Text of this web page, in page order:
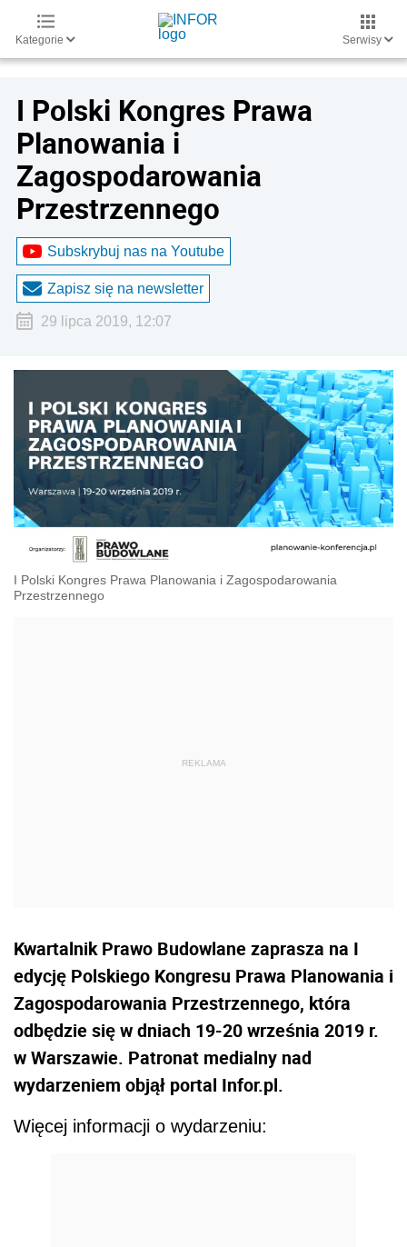
Kategorie Serwisy
I Polski Kongres Prawa
Planowania i
Zagospodarowania
Przestrzennego
Subskrybuj nas na Youtube
Zapisz się na newsletter
29 lipca 2019, 12:07
I Polski Kongres Prawa Planowania i Zagospodarowania
Przestrzennego
Kwartalnik Prawo Budowlane zaprasza na I
edycję Polskiego Kongresu Prawa Planowania i
Zagospodarowania Przestrzennego, która
odbędzie się w dniach 19-20 września 2019 r.
w Warszawie. Patronat medialny nad
wydarzeniem objął portal Infor.pl.
Więcej informacji o wydarzeniu: